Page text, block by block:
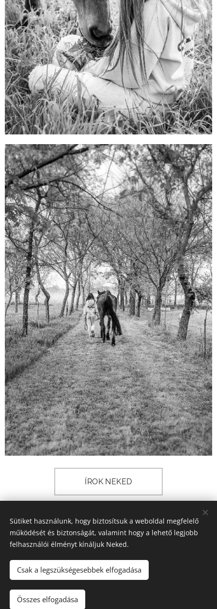
ÍROK NEKED
Zsóri-Sipos Kata+36703317125
Minden jog fenntartva 2025
A képek és tartalmak (teljes weboldal) szerzői jogi védelem alatt
állnak,
felhasználásuk a szerző engedélye nélkül TILOS!
Sütiket használunk, hogy biztosítsuk a weboldal megfelelő
működését és biztonságát, valamint hogy a lehető legjobb
felhasználói élményt kínáljuk Neked.
Csak a legszükségesebbek elfogadása
Összes elfogadása